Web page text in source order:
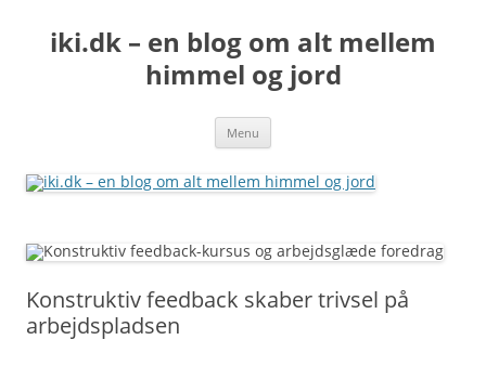
iki.dk – en blog om alt mellem
himmel og jord
Menu
Konstruktiv feedback skaber trivsel på
arbejdspladsen